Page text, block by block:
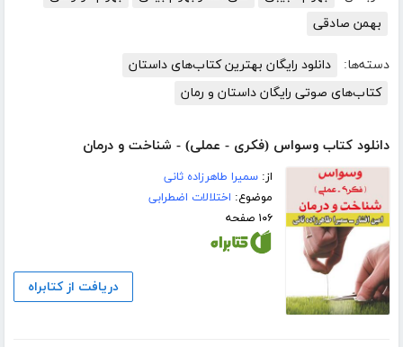
بهمن صادقی
دسته‌ها:
دانلود رایگان بهترین کتاب‌های داستان
کتاب‌های صوتی رایگان داستان و رمان
دانلود کتاب وسواس (فکری‌ - عملی) - شناخت و درمان
از:سمیرا طاهرزاده ثانی
موضوع: اختلالات اضطرابی
۱۰۶ صفحه
دریافت از کتابراه